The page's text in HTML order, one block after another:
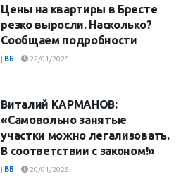
Цены на квартиры в Бресте
резко выросли. Насколько?
Сообщаем подробности
| ВБ 22/01/2025
Виталий КАРМАНОВ:
«Самовольно занятые
участки можно легализовать.
В соответствии с законом!»
| ВБ 20/01/2025